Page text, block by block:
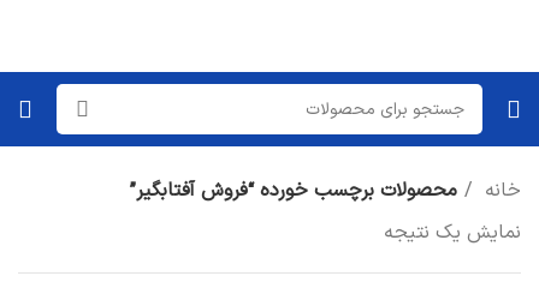
خانه
محصولات برچسب خورده “فروش آفتابگیر”
نمایش یک نتیجه